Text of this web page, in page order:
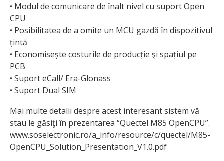
• Modul de comunicare de înalt nivel cu suport Open
CPU
• Posibilitatea de a omite un MCU gazdă în dispozitivul
țintă
• Economisește costurile de producție şi spațiul pe
PCB
• Suport eCall/ Era-Glonass
• Suport Dual SIM
Mai multe detalii despre acest interesant sistem vă
stau le găsiţi în prezentarea “Quectel M85 OpenCPU”.
www.soselectronic.ro/a_info/resource/c/quectel/M85-
OpenCPU_Solution_Presentation_V1.0.pdf